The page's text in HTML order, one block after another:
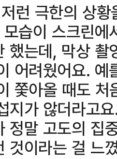
런 극한의 상
습이 스크린
했는데, 막상
어려웠어요.
쫓아올 때도
지가 않더라고
정말 고도의 집
것이라는 걸 느